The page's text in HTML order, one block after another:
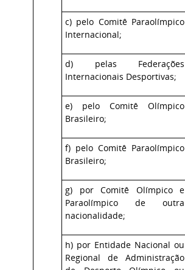
c) pelo Comitê Paraolímpico
Internacional;
d) pelas Federações
Internacionais Desportivas;
e) pelo Comitê Olímpico
Brasileiro;
f) pelo Comitê Paraolímpico
Brasileiro;
g) por Comitê Olímpico e
Paraolímpico de outra
nacionalidade;
h) por Entidade Nacional ou
Regional de Administração